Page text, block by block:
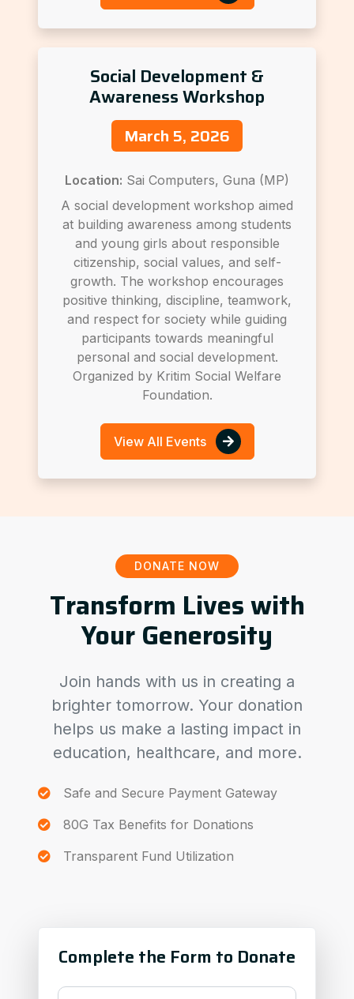
Social Development &
Awareness Workshop
March 5, 2026
Location: Sai Computers, Guna (MP)
A social development workshop aimed
at building awareness among students
and young girls about responsible
citizenship, social values, and self-
growth. The workshop encourages
positive thinking, discipline, teamwork,
and respect for society while guiding
participants towards meaningful
personal and social development.
Organized by Kritim Social Welfare
Foundation.
View All Events
DONATE NOW
Transform Lives with
Your Generosity
Join hands with us in creating a
brighter tomorrow. Your donation
helps us make a lasting impact in
education, healthcare, and more.
Safe and Secure Payment Gateway
80G Tax Benefits for Donations
Transparent Fund Utilization
Complete the Form to Donate